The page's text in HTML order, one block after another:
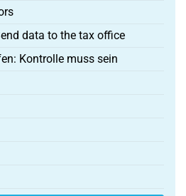
data to the tax office
Kontrolle muss sein